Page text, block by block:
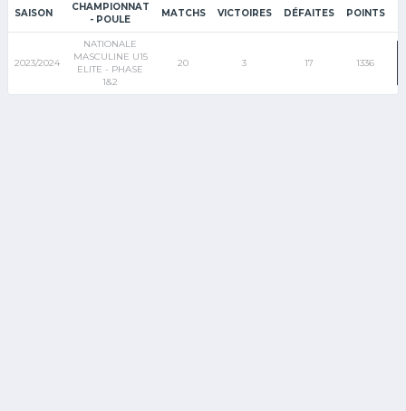
SAISON
CHAMPIONNAT
- POULE
MATCHS VICTOIRES DÉFAITES POINTS
2023/2024
NATIONALE
MASCULINE U15
ELITE - PHASE
1&2
20 3 17 1336